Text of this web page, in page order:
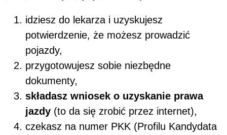
idziesz do lekarza i uzyskujesz
potwierdzenie, że możesz prowadzić
pojazdy,
przygotowujesz sobie niezbędne
dokumenty,
składasz wniosek o uzyskanie prawa
jazdy (to da się zrobić przez internet),
czekasz na numer PKK (Profilu Kandydata